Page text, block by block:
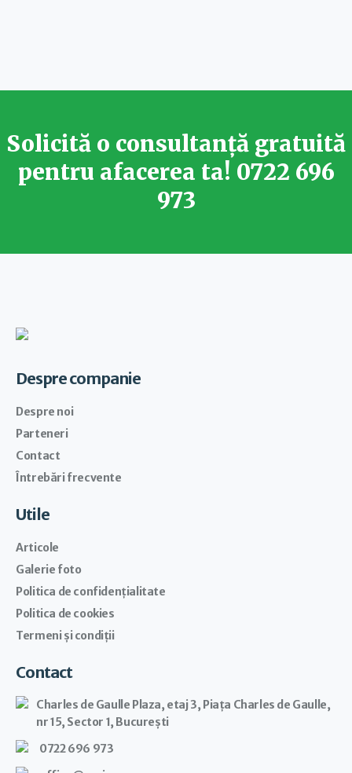
Solicită o consultanță gratuită
pentru afacerea ta! 0722 696
973
Despre companie
Despre noi
Parteneri
Contact
Întrebări frecvente
Utile
Articole
Galerie foto
Politica de confidențialitate
Politica de cookies
Termeni şi condiţii
Contact
Charles de Gaulle Plaza, etaj 3, Piața Charles de Gaulle,
nr 15, Sector 1, București
0722 696 973